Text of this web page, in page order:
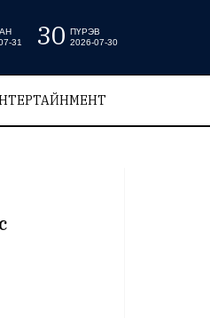
31
30 ПҮРЭВ
2026-07-30